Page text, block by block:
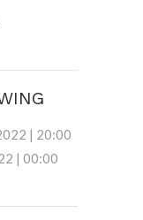
| 20:00
| 00:00